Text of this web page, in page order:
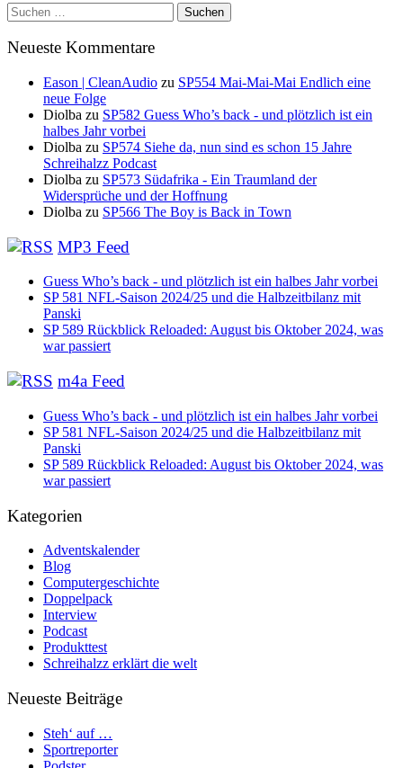
Suchen
nach:
Neueste Kommentare
Eason | CleanAudio zu SP554 Mai-Mai-Mai Endlich eine
neue Folge
Diolba zu SP582 Guess Who’s back - und plötzlich ist ein
halbes Jahr vorbei
Diolba zu SP574 Siehe da, nun sind es schon 15 Jahre
Schreihalzz Podcast
Diolba zu SP573 Südafrika - Ein Traumland der
Widersprüche und der Hoffnung
Diolba zu SP566 The Boy is Back in Town
MP3 Feed
Guess Who’s back - und plötzlich ist ein halbes Jahr vorbei
SP 581 NFL-Saison 2024/25 und die Halbzeitbilanz mit
Panski
SP 589 Rückblick Reloaded: August bis Oktober 2024, was
war passiert
m4a Feed
Guess Who’s back - und plötzlich ist ein halbes Jahr vorbei
SP 581 NFL-Saison 2024/25 und die Halbzeitbilanz mit
Panski
SP 589 Rückblick Reloaded: August bis Oktober 2024, was
war passiert
Kategorien
Adventskalender
Blog
Computergeschichte
Doppelpack
Interview
Podcast
Produkttest
Schreihalzz erklärt die welt
Neueste Beiträge
Steh‘ auf …
Sportreporter